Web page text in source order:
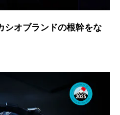
シオブランドの根幹をな